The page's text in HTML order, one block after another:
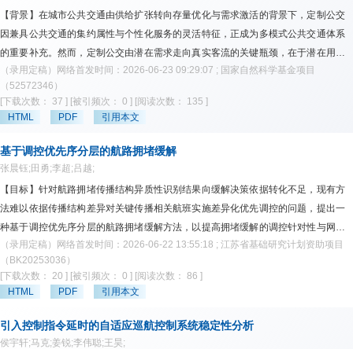
实际交通场景，为地面无人车集群的标准化建模、智能调度与协同管控落地提供技
术支撑。
果】在高速巡航、匝道汇入和环岛场景的实验结果表明，相较于各类基线算法，该
方法具有更高的任务成功率、更稳定的速度控制能力和毫秒级单步计算时间，表现
出更好的安全性和实时性。【结论】风险感知引导、轨迹偏差反馈与概率干预机制
能够形成有效协同，使底层安全校正信息反向约束高层策略学习，从而提升自动驾
驶行为决策的安全性、行驶稳定性和策略泛化能力。
【背景】在城市公共交通由供给扩张转向存量优化与需求激活的背景下，定制公交
因兼具公共交通的集约属性与个性化服务的灵活特征，正成为多模式公共交通体系
的重要补充。然而，定制公交由潜在需求走向真实客流的关键瓶颈，在于潜在用户
转化机制薄弱。【目标】围绕定制公交由潜在需求识别走向真实客流形成过程中的
关键断点，本文系统梳理定制公交潜在用户识别与转化相关研究进展，重点回答三
个问题：现有研究如何识别具有服务适配性的潜在需求与潜在用户，识别结果为何
干预强度和转化内容等方面构建潜在用户转化分析框架。【数据】Web of Science
及中国知网近十年来定制公交、需求响应交通、公共交通用户参与及数字化沟通等
中英文相关研究。【结论】现有定制公交研究在潜在需求识别、候选线路生成和出
行方式选择建模方面积累较多，相关方法包括智能卡与轨迹数据挖掘、手机信令识
别、空间聚类、RP/SP调查、离散选择模型和偏好异质性分析等；但这些研究更多
回答“哪些需求具有服务可能性”和“哪些用户可能具有使用意愿”，尚未充分回答识别
出的潜在用户如何被转化、如何理解定制公交服务价值、在何种条件下产生试用与
持续使用行为。由此，现有研究整体呈现“识别研究较充分、转化研究相对薄弱”的
特征。【应用】未来研究应进一步打通潜在用户识别、转化干预设计、真实转化效
果评估和动态优化之间的链条，重点关注可转化对象分层、差异化内容表达、分场
景转化、价格与非价格干预、因果评估和生命周期管理，以支撑定制公交由潜在需
（录用定稿）网络首发时间：2026-06-23 09:29:07 ; 国家自然科学基金项目
（52572346）
[下载次数： 37 ] [被引频次： 0 ] [阅读次数： 135 ]
HTML
PDF 引用本文
基于调控优先序分层的航路拥堵缓解
张晨钰;田勇;李超;吕越;
【目标】针对航路拥堵传播结构异质性识别结果向缓解决策依据转化不足，现有方
法难以依据传播结构差异对关键传播相关航班实施差异化优先调控的问题，提出一
种基于调控优先序分层的航路拥堵缓解方法，以提高拥堵缓解的调控针对性与网络
级缓解效率。【背景】现有研究在拥堵识别与传播机理分析方面已取得较多成果，
但传播结构信息向缓解决策依据的进一步转化仍缺乏系统方法支撑。【方法】沿用
前序研究输出的活动航段传播结构结果，以航班路径所覆盖航段的传播优先度构建
考虑拥堵成本、延误成本和油耗成本的多目标优化模型，并结合滚动时域与模拟退
火策略形成调控优先序分层滚动时域模拟退火算法（Control Priority Stratified
（录用定稿）网络首发时间：2026-06-22 13:55:18 ; 江苏省基础研究计划资助项目
（BK20253036）
[下载次数： 20 ] [被引频次： 0 ] [阅读次数： 86 ]
HTML
PDF 引用本文
引入控制指令延时的自适应巡航控制系统稳定性分析
侯宇轩;马克;姜锐;李伟聪;王昊;